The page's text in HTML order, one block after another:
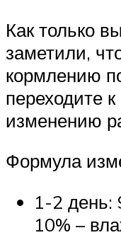
Как только
заметили,
кормлению
переходите
изменению
Формула
1-2 день:
10% –